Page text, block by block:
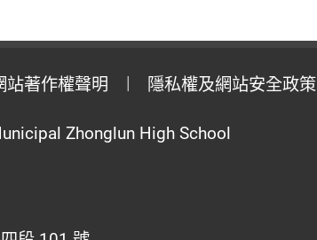
站著作權聲明 隱私權及網站安全政策
Zhonglun High School